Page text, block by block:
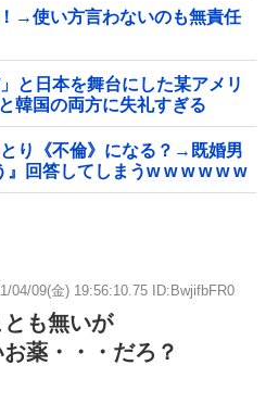
→使い方言わないのも無責任
と日本を舞台にした某アメリ
韓国の両方に失礼すぎる
り《不倫》になる？→既婚男
回答してしまうw w w w w w
04/09(金) 19:56:10.75 ID:BwjifbFR0
も無いが
薬・・・だろ？